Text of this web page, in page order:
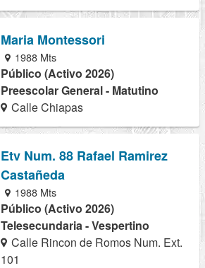
Maria Montessori
1988 Mts
Público (Activo 2026)
Preescolar General - Matutino
Calle Chiapas
Etv Num. 88 Rafael Ramirez
Castañeda
1988 Mts
Público (Activo 2026)
Telesecundaria - Vespertino
Calle Rincon de Romos Num. Ext.
101